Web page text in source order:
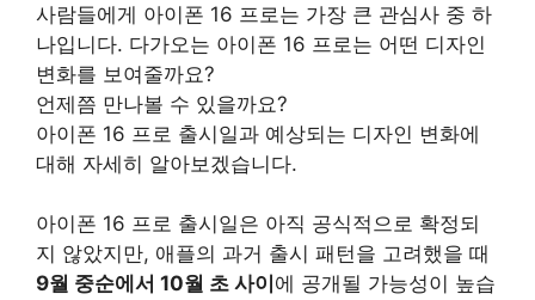
사람들에게 아이폰 16 프로는 가장 큰 관심사 중 하
나입니다. 다가오는 아이폰 16 프로는 어떤 디자인
변화를 보여줄까요?
언제쯤 만나볼 수 있을까요?
아이폰 16 프로 출시일과 예상되는 디자인 변화에
대해 자세히 알아보겠습니다.
아이폰 16 프로 출시일은 아직 공식적으로 확정되
지 않았지만, 애플의 과거 출시 패턴을 고려했을 때
9월 중순에서 10월 초 사이 에 공개될 가능성이 높습